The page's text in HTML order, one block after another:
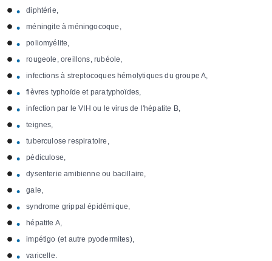
diphtérie,
méningite à méningocoque,
poliomyélite,
rougeole, oreillons, rubéole,
infections à streptocoques hémolytiques du groupe A,
fièvres typhoïde et paratyphoïdes,
infection par le VIH ou le virus de l'hépatite B,
teignes,
tuberculose respiratoire,
pédiculose,
dysenterie amibienne ou bacillaire,
gale,
syndrome grippal épidémique,
hépatite A,
impétigo (et autre pyodermites),
varicelle.